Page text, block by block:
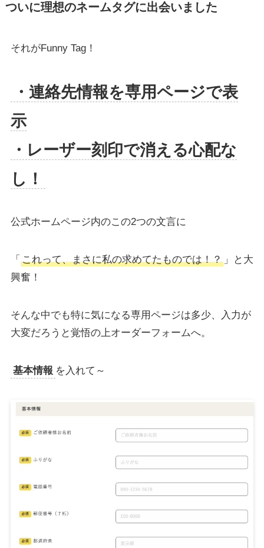
ついに理想のネームタグに出会いました
それがFunny Tag！
・連絡先情報を専用ページで表
示
・レーザー刻印で消える心配な
し！
公式ホームページ内のこの2つの文言に
「 これって、まさに私の求めてたものでは！？」と大
興奮！
そんな中でも特に気になる専用ページは多少、入力が
大変だろうと覚悟の上オーダーフォームへ。
基本情報 を入れて～